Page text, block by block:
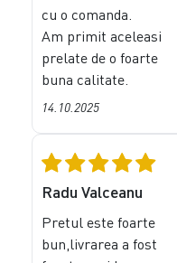
cu o comanda.
Am primit aceleasi
prelate de o foarte
buna calitate.
14.10.2025
Radu Valceanu
Pretul este foarte
bun,livrarea a fost